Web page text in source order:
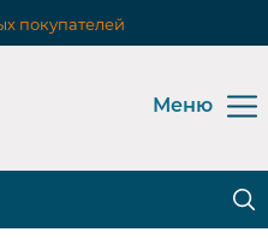
покупателей
Меню